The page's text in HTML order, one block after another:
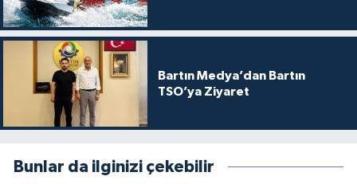
Bartın Medya’dan Bartın
TSO’ya Ziyaret
Bunlar da ilginizi çekebilir